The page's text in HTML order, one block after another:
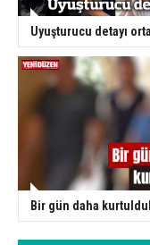
Uyuşturucu detayı
Bir gün daha